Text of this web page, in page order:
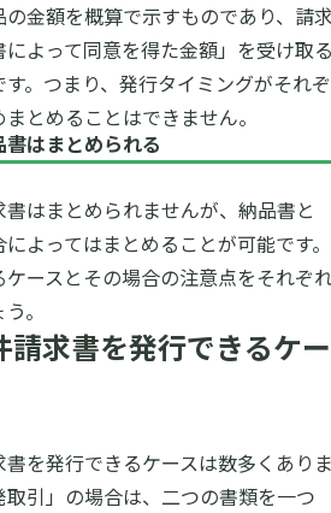
の金額を概算で示すものであり、請
よって同意を得た金額」を受け取
す。つまり、発行タイミングがそれぞ
とめることはできません。
はまとめられる
はまとめられませんが、納品書と
よってはまとめることが可能です。
ケースとその場合の注意点をそれぞ
。
請求書を発行できるケー
を発行できるケースは数多くあり
引」の場合は、二つの書類を一つ